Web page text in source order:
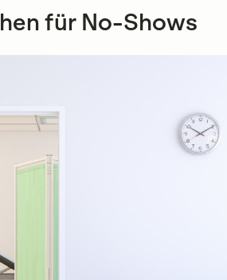
für No-Shows